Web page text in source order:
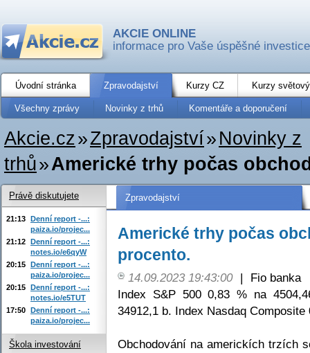
AKCIE ONLINE
informace pro Vaše úspěšné investice
Úvodní stránka Zpravodajství Kurzy CZ Kurzy
Všechny zprávy Novinky z trhů Komentáře a doporučení
Akcie.cz»Zpravodajství» Novinky z
trhů»Americké trhy počas
Zpravodajství
Americké trhy počas
procento.
14.09.2023 19:43:00 |
Fio banka
Index S&P 500 0,83 % na
34912,1 b. Index Nasdaq Composite
Obchodování na americkích trzích
Právě diskutujete
21:13 Denní report -...:
paiza.io/projec...
21:12 Denní report -...:
notes.io/e6qyW
20:15 Denní report -...:
paiza.io/projec...
20:15 Denní report -...:
notes.io/e5TUT
17:50 Denní report -...:
paiza.io/projec...
Škola investování